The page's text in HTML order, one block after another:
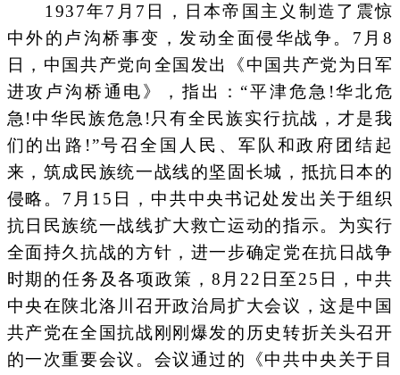
1937年7月7日，日本帝国主义制造了震惊
中外的卢沟桥事变，发动全面侵华战争。7月8
日，中国共产党向全国发出《中国共产党为日军
进攻卢沟桥通电》，指出：“平津危急!华北危
急!中华民族危急!只有全民族实行抗战，才是我
们的出路!”号召全国人民、军队和政府团结起
来，筑成民族统一战线的坚固长城，抵抗日本的
侵略。7月15日，中共中央书记处发出关于组织
抗日民族统一战线扩大救亡运动的指示。为实行
全面持久抗战的方针，进一步确定党在抗日战争
时期的任务及各项政策，8月22日至25日，中共
中央在陕北洛川召开政治局扩大会议，这是中国
共产党在全国抗战刚刚爆发的历史转折关头召开
的一次重要会议。会议通过的《中共中央关于目